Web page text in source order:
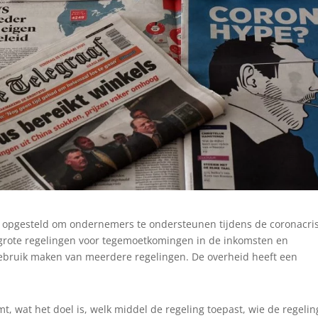
om ondernemers te ondersteunen tijdens de
regelingen voor tegemoetkomingen in de inkomsten en
maken van meerdere regelingen. De overheid heeft een
wat het doel is, welk middel de regeling toepast, wie de